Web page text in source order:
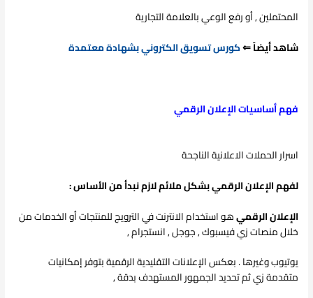
المحتملين , أو رفع الوعي بالعلامة التجارية
شاهد أيضاً ⇐كورس تسويق الكتروني بشهادة معتمدة
فهم أساسيات الإعلان الرقمي
اسرار الحملات الاعلانية الناجحة
لفهم الإعلان الرقمي بشكل ملائم لازم نبدأ من الأساس :
الإعلان الرقميهو استخدام الانترنت في الترويج للمنتجات أو الخدمات من
خلال منصات زي فيسبوك , جوجل , انستجرام ,
يوتيوب وغيرها . بعكس الإعلانات التقليدية الرقمية بتوفر إمكانيات
متقدمة زي ثم تحديد الجمهور المستهدف بدقة ,